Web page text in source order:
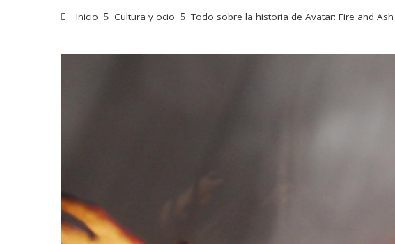
Inicio Cultura y ocio Todo sobre la historia de Avatar: Fire and Ash